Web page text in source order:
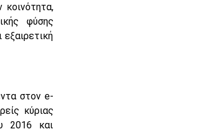
φύσης
στον e-
κύριας
2016 και